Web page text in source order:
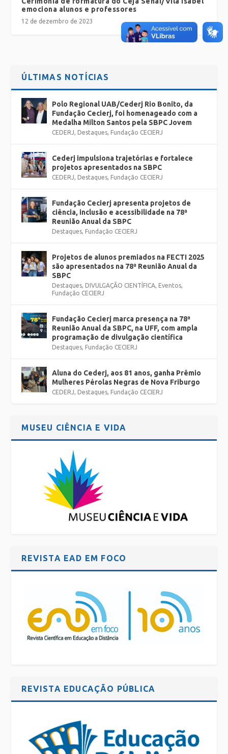
emociona alunos e professores
12 de dezembro de 2023
ÚLTIMAS NOTÍCIAS
Polo Regional UAB/Cederj Rio Bonito, da
Fundação Cecierj, foi homenageado com a
Medalha Milton Santos pela SBPC Jovem
CEDERJ, Destaques, Fundação CECIERJ
Cederj impulsiona trajetórias e fortalece
projetos apresentados na SBPC
CEDERJ, Destaques, Fundação CECIERJ
Fundação Cecierj apresenta projetos de
ciência, inclusão e acessibilidade na 78ª
Reunião Anual da SBPC
Destaques, Fundação CECIERJ
Projetos de alunos premiados na FECTI 2025
são apresentados na 78ª Reunião Anual da
SBPC
Destaques, DIVULGAÇÃO CIENTÍFICA, Eventos,
Fundação CECIERJ
Fundação Cecierj marca presença na 78ª
Reunião Anual da SBPC, na UFF, com ampla
programação de divulgação científica
Destaques, Fundação CECIERJ
Aluna do Cederj, aos 81 anos, ganha Prêmio
Mulheres Pérolas Negras de Nova Friburgo
CEDERJ, Destaques, Fundação CECIERJ
MUSEU CIÊNCIA E VIDA
REVISTA EAD EM FOCO
REVISTA EDUCAÇÃO PÚBLICA